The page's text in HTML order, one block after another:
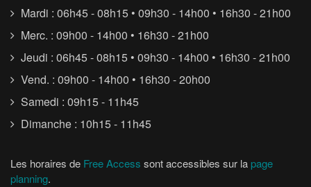
Mardi : 06h45 - 08h15 • 09h30 - 14h00 • 16h30 - 21h00
Merc. : 09h00 - 14h00 • 16h30 - 21h00
Jeudi : 06h45 - 08h15 • 09h30 - 14h00 • 16h30 - 21h00
Vend. : 09h00 - 14h00 • 16h30 - 20h00
Samedi : 09h15 - 11h45
Dimanche : 10h15 - 11h45
Les horaires de Free Access sont accessibles sur la page
planning.